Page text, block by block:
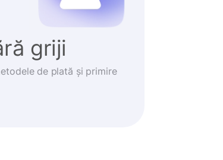
griji
de plată și primire